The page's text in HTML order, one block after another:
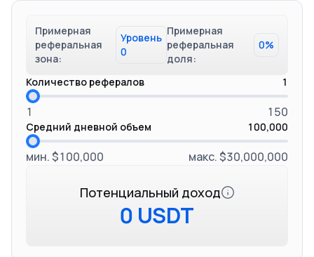
Примерная
реферальная
зона:
Уровень
0
Примерная
реферальная
доля:
0%
Количество рефералов 1
1 150
Средний дневной объем 100,000
мин. $100,000 макс. $30,000,000
Потенциальный доход
0 USDT